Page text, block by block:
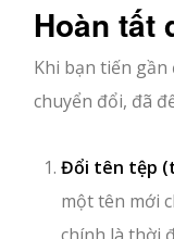
Hoàn tất
Khi bạn tiến
chuyển đổi, đã
Đổi tên tệp
một tên mới